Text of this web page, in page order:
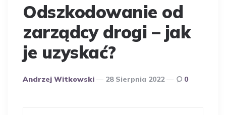
Odszkodowanie od
zarządcy drogi – jak
je uzyskać?
Opublikowany
Andrzej Witkowski 28 Sierpnia 2022 0